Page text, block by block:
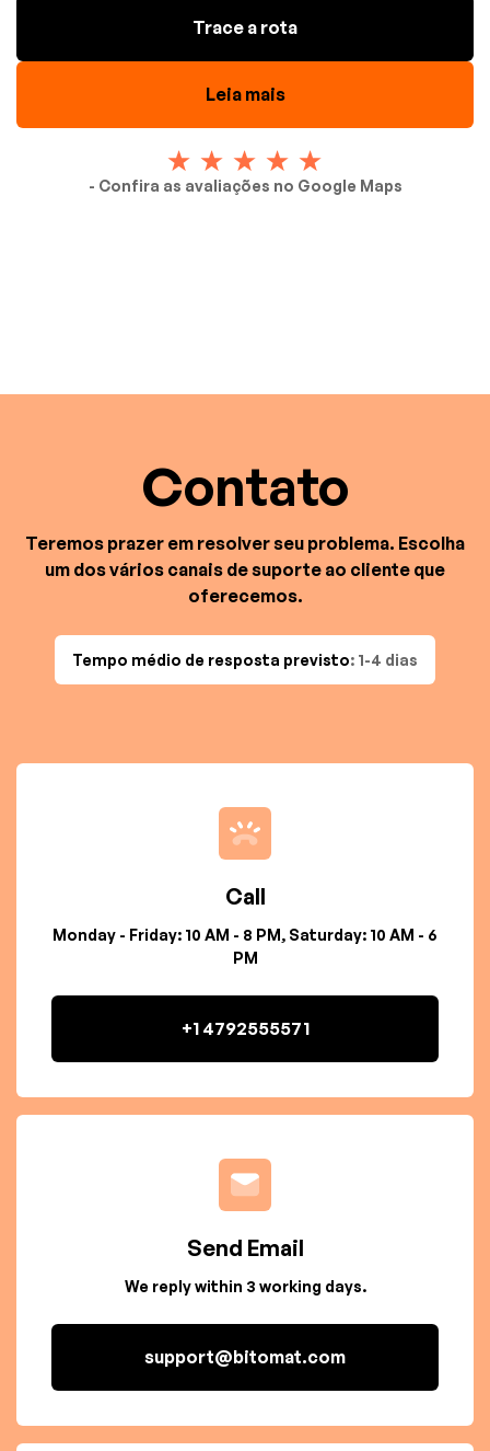
Trace a rota
Leia mais
- Confira as avaliações no Google Maps
Contato
Teremos prazer em resolver seu problema. Escolha
um dos vários canais de suporte ao cliente que
oferecemos.
Tempo médio de resposta previsto: 1-4 dias
Call
Monday - Friday: 10 AM - 8 PM, Saturday: 10 AM - 6
PM
+1 4792555571
Send Email
We reply within 3 working days.
support@bitomat.com